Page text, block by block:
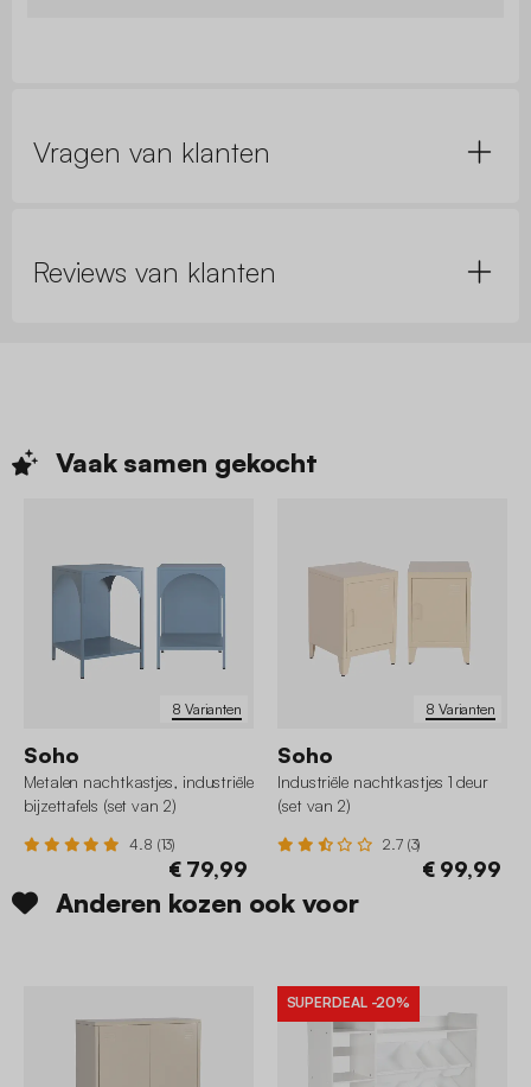
Vragen van klanten
Reviews van klanten
Vaak samen gekocht
8 Varianten
Soho
Metalen nachtkastjes, industriële
bijzettafels (set van 2)
4.8 (13)
€ 79,99
8 Varianten
Soho
Industriële nachtkastjes 1 deur
(set van 2)
2.7 (3)
€ 99,99
Anderen kozen ook voor
SUPERDEAL -20%